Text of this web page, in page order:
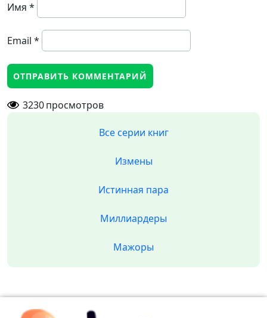
Имя *
Email *
3230просмотров
Все серии книг
Измены
Истинная пара
Миллиардеры
Мажоры